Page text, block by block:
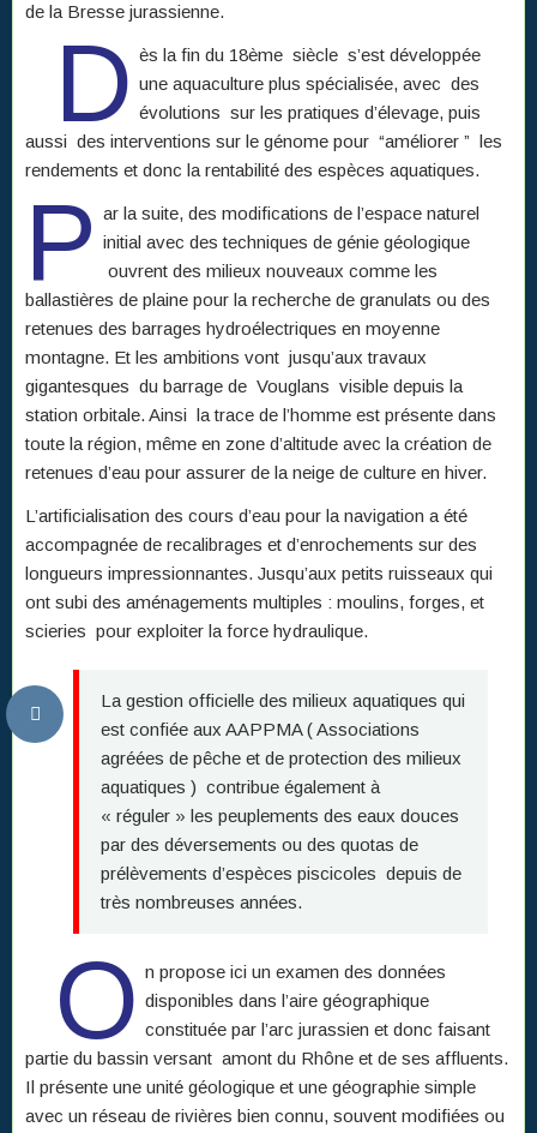
de la Bresse jurassienne.
D ès la fin du 18ème siècle s’est développée
une aquaculture plus spécialisée, avec des
évolutions sur les pratiques d’élevage, puis
aussi des interventions sur le génome pour “améliorer ” les
rendements et donc la rentabilité des espèces aquatiques.
P ar la suite, des modifications de l’espace naturel
initial avec des techniques de génie géologique
ouvrent des milieux nouveaux comme les
ballastières de plaine pour la recherche de granulats ou des
retenues des barrages hydroélectriques en moyenne
montagne. Et les ambitions vont jusqu’aux travaux
gigantesques du barrage de Vouglans visible depuis la
station orbitale. Ainsi la trace de l’homme est présente dans
toute la région, même en zone d’altitude avec la création de
retenues d’eau pour assurer de la neige de culture en hiver.
L’artificialisation des cours d’eau pour la navigation a été
accompagnée de recalibrages et d’enrochements sur des
longueurs impressionnantes. Jusqu’aux petits ruisseaux qui
ont subi des aménagements multiples : moulins, forges, et
scieries pour exploiter la force hydraulique.
La gestion officielle des milieux aquatiques qui
est confiée aux AAPPMA ( Associations
agréées de pêche et de protection des milieux
aquatiques ) contribue également à
« réguler » les peuplements des eaux douces
par des déversements ou des quotas de
prélèvements d’espèces piscicoles depuis de
très nombreuses années.
O n propose ici un examen des données
disponibles dans l’aire géographique
constituée par l’arc jurassien et donc faisant
partie du bassin versant amont du Rhône et de ses affluents.
Il présente une unité géologique et une géographie simple
avec un réseau de rivières bien connu, souvent modifiées ou